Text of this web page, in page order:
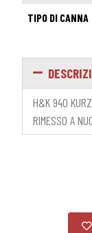
TIPO DI CANNA
H&K 940
RIMESSO A